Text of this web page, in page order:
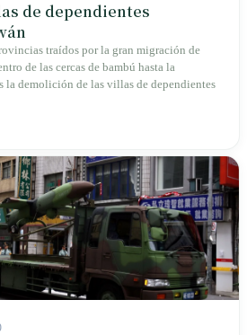
de dependientes
traídos por la gran migración de
de las cercas de bambú hasta la
la demolición de las villas de dependientes